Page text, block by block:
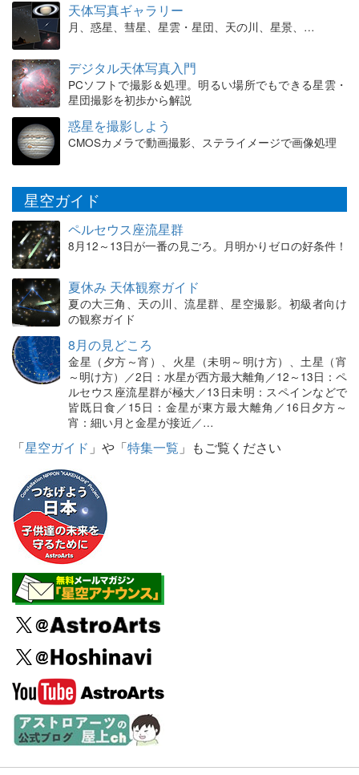
天体写真ギャラリー
月、惑星、彗星、星雲・星団、天の川、星景、…
デジタル天体写真入門
PCソフトで撮影＆処理。明るい場所でもできる星雲・
星団撮影を初歩から解説
惑星を撮影しよう
CMOSカメラで動画撮影、ステライメージで画像処理
星空ガイド
ペルセウス座流星群
8月12～13日が一番の見ごろ。月明かりゼロの好条件！
夏休み 天体観察ガイド
夏の大三角、天の川、流星群、星空撮影。初級者向け
の観察ガイド
8月の見どころ
金星（夕方～宵）、火星（未明～明け方）、土星（宵
～明け方）／2日：水星が西方最大離角／12～13日：ペ
ルセウス座流星群が極大／13日未明：スペインなどで
皆既日食／15日：金星が東方最大離角／16日夕方～
宵：細い月と金星が接近／…
「星空ガイド 」や「特集一覧 」もご覧ください